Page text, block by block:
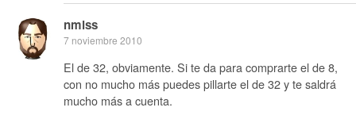
nmlss
7 noviembre 2010
El de 32, obviamente. Si te da para comprarte el de 8,
con no mucho más puedes pillarte el de 32 y te saldrá
mucho más a cuenta.